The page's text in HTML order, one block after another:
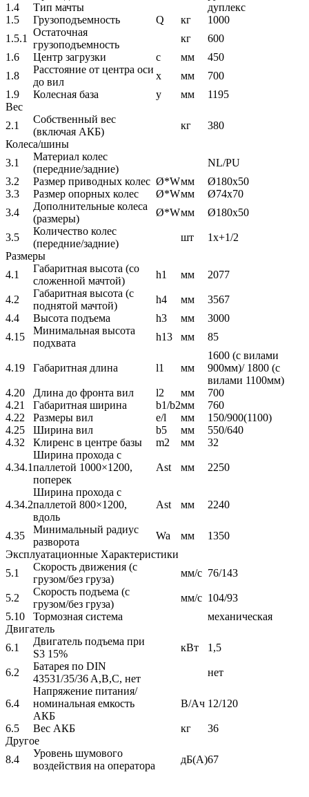
1.4
Тип мачты
дуплекс
1.5
Грузоподъемность Q кг
1000
1.5.1
Остаточная
грузоподъемность
кг
600
1.6
Центр загрузки c мм
450
1.8
Расстояние от центра оси
до вил
x мм
700
1.9
Колесная база y мм
1195
Вес
2.1
Собственный вес
(включая АКБ)
кг
380
Колеса/шины
3.1
Материал колес
(передние/задние)
NL/PU
3.2
Размер приводных колес Ø*Wмм
Ø180х50
3.3
Размер опорных колес Ø*Wмм
Ø74х70
3.4
Дополнительные колеса
(размеры)
Ø*Wмм Ø180х50
3.5
Количество колес
(передние/задние)
шт
1х+1/2
Размеры
4.1
Габаритная высота (со
сложенной мачтой)
h1 мм 2077
4.2
Габаритная высота (с
поднятой мачтой)
h4 мм
3567
4.4
Высота подъема h3 мм
3000
4.15
Минимальная высота
подхвата
h13 мм 85
4.19 Габаритная длина l1 мм
1600 (с вилами
900мм)/ 1800 (с
вилами 1100мм)
4.20
Длина до фронта вил l2 мм
700
4.21
Габаритная ширина b1/b2мм
760
4.22
Размеры вил e/l мм
150/900(1100)
4.25
Ширина вил b5 мм
550/640
4.32
Клиренс в центре базы m2 мм 32
4.34.1
Ширина прохода с
паллетой 1000×1200,
поперек
Ast мм 2250
4.34.2
Ширина прохода с
паллетой 800×1200,
вдоль
Ast мм 2240
4.35
Минимальный радиус
разворота
Wa мм
1350
Эксплуатационные Характеристики
5.1
Скорость движения (с
грузом/без груза)
мм/с 76/143
5.2
Скорость подъема (с
грузом/без груза)
мм/с 104/93
5.10
Тормозная система
механическая
Двигатель
6.1
Двигатель подъема при
S3 15%
кВт 1,5
6.2
Батарея по DIN
43531/35/36 A,B,C, нет
нет
6.4
Напряжение питания/
номинальная емкость
АКБ
В/Ач 12/120
6.5 Вес АКБ кг
36
Другое
8.4
Уровень шумового
воздействия на оператора
дБ(A)67